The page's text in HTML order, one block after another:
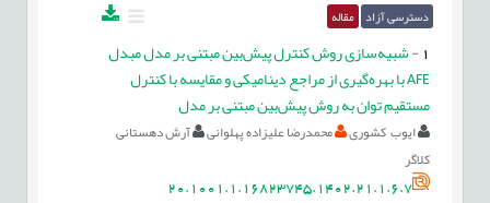
دسترسی آزاد مقاله
-شبیه‌سازی روش کنترل پیش‌بین مبتنی بر مدل مبدل
AFE با بهره‌گیری از مراجع دینامیکی و مقایسه با کنترل
مستقیم توان به روش پیش‌بین مبتنی بر مدل
ایوب کشوری محمدرضا علیزاده پهلوانی
آرش دهستانی
کلاگر
20.1001.1.16823745.1402.21.1.6.7